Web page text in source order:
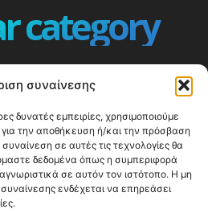
συναίνεσης
δυνατές εμπειρίες, χρησιμοποιούμε
την αποθήκευση ή/και την πρόσβαση
σε αυτές τις τεχνολογίες θα
δεδομένα όπως η συμπεριφορά
σε αυτόν τον ιστότοπο. Η μη
ενδέχεται να επηρεάσει
category
359
332
328
303